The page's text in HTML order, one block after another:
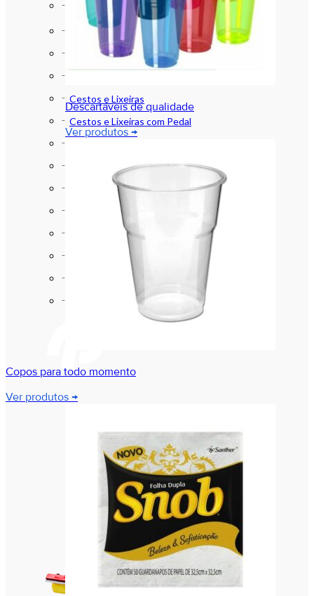
Sinalização
Vassouras e Rodos
Aventáis , Máscaras , Toucas e afins
Cestos e Lixeiras
Cestos e Lixeiras com Pedal
Papel Higiênico
Produtos de Higiene
Produtos de Limpeza
Sabonetes e Assépticos (Alcool)
Sacos para Lixo
Vassouras e Rodos
Descartáveis de qualidade
Ver produtos →
Copos para todo momento
Ver produtos →